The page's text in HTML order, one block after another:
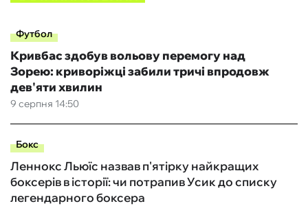
Футбол
9 серпня 14:50
Кривбас здобув вольову перемогу над
Зорею: криворіжці забили тричі впродовж
дев'яти хвилин
Бокс
Леннокс Льюїс назвав п'ятірку найкращих
боксерів в історії: чи потрапив Усик до списку
легендарного боксера